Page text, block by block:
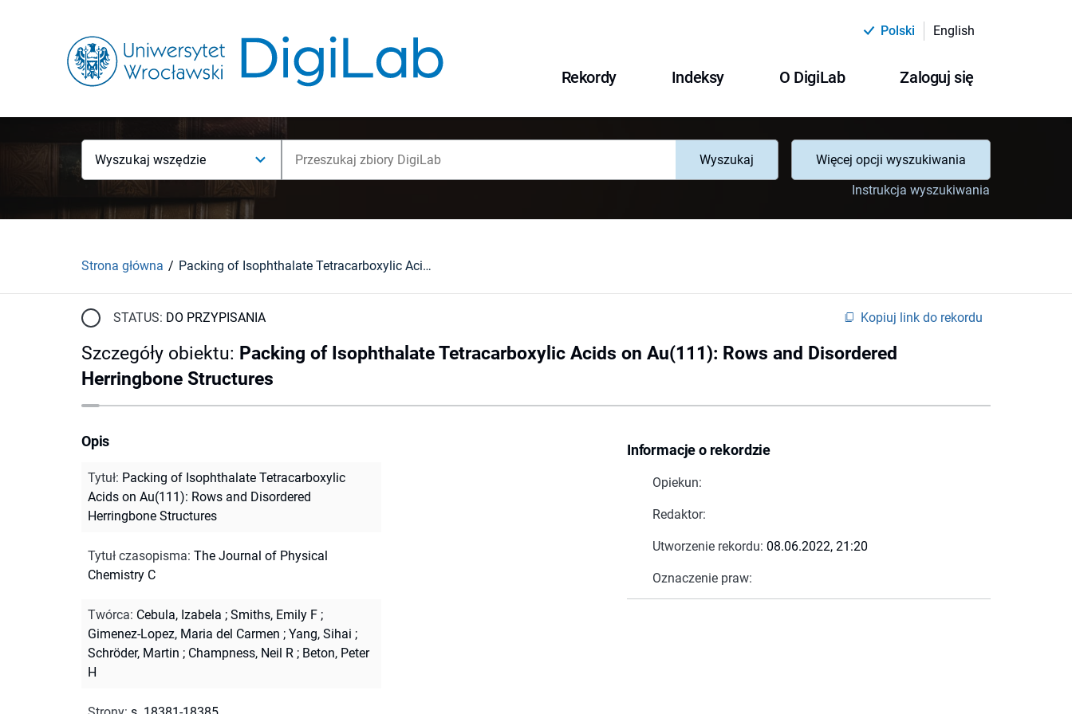
Polski English
Rekordy Indeksy O DigiLab Zaloguj się
Wyszukaj wszędzie Wyszukaj
Więcej opcji wyszukiwania
Instrukcja wyszukiwania
Strona główna Packing of Isophthalate Tetracarboxylic Acids on Au(111): Rows and Disordered Herringbone Structures
STATUS: DO PRZYPISANIA Kopiuj link do rekordu
Szczegóły obiektu: Packing of Isophthalate Tetracarboxylic Acids on Au(111): Rows and Disordered
Herringbone Structures
Informacje o rekordzie
Opiekun:
Redaktor:
Utworzenie rekordu: 08.06.2022, 21:20
Oznaczenie praw:
Opis
Tytuł: Packing of Isophthalate Tetracarboxylic
Acids on Au(111): Rows and Disordered
Herringbone Structures
Tytuł czasopisma: The Journal of Physical
Chemistry C
Twórca: Cebula, Izabela ; Smiths, Emily F ;
Gimenez-Lopez, Maria del Carmen ; Yang, Sihai ;
Schröder, Martin ; Champness, Neil R ; Beton, Peter
H